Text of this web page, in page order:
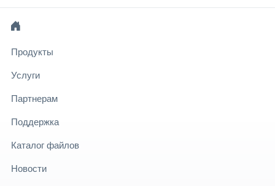
Продукты
Услуги
Партнерам
Поддержка
Каталог файлов
Новости